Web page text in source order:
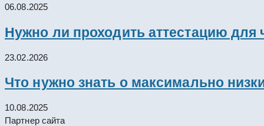
06.08.2025
Нужно ли проходить аттестацию для
23.02.2026
Что нужно знать о максимально
10.08.2025
Партнер сайта